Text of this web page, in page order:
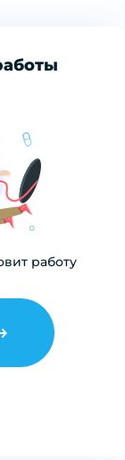
работу